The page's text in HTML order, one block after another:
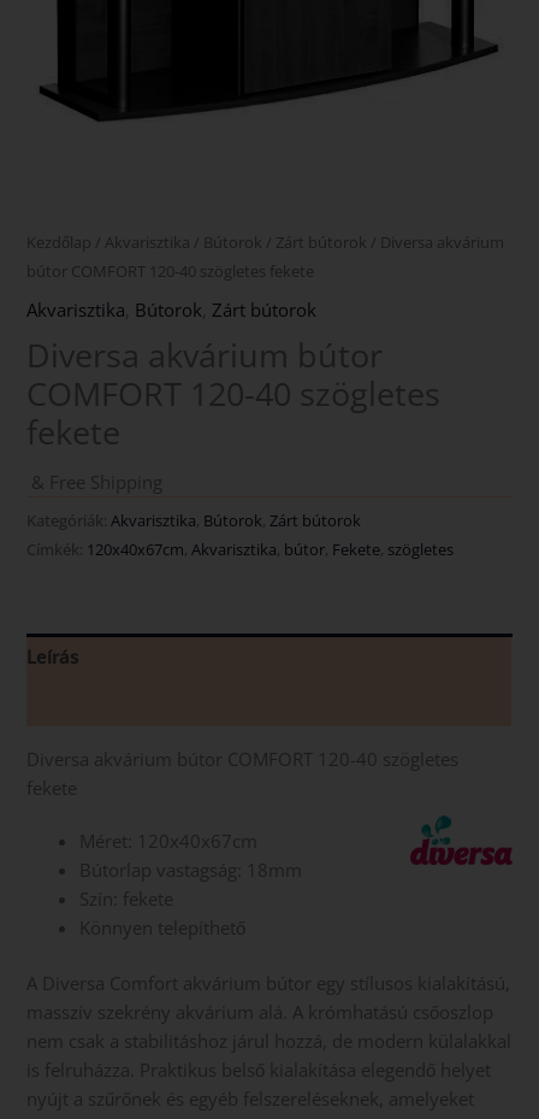
Kezdőlap / Akvarisztika / Bútorok / Zárt bútorok / Diversa akvárium
bútor COMFORT 120-40 szögletes fekete
Akvarisztika Bútorok Zárt bútorok
Diversa akvárium bútor
COMFORT 120-40 szögletes
fekete
& Free Shipping
Kategóriák:Akvarisztika, Bútorok, Zárt bútorok
Címkék: 120x40x67cm,Akvarisztika, bútor, Fekete, szögletes
Leírás
Diversa akvárium bútor COMFORT 120-40 szögletes
fekete
Méret: 120x40x67cm
Bútorlap vastagság: 18mm
Szín: fekete
Könnyen telepíthető
A Diversa Comfort akvárium bútor egy stílusos kialakítású,
masszív szekrény akvárium alá. A krómhatású csőoszlop
nem csak a stabilitáshoz járul hozzá, de modern külalakkal
is felruházza. Praktikus belső kialakítása elegendő helyet
nyújt a szűrőnek és egyéb felszereléseknek, amelyeket